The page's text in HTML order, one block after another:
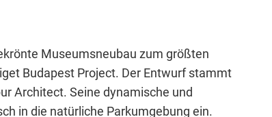
Museumsneubau zum größten
Budapest Project. Der Entwurf stammt
Architect. Seine dynamische und
in die natürliche Parkumgebung ein.